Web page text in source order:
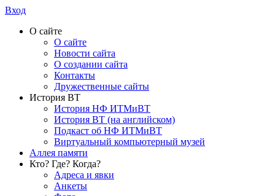
Вход
О сайте
О сайте
Новости сайта
О создании сайта
Контакты
Дружественные сайты
История ВТ
История НФ ИТМиВТ
История ВТ (на английском)
Подкаст об НФ ИТМиВТ
Виртуальный компьютерный музей
Аллея памяти
Кто? Где? Когда?
Адреса и явки
Анкеты